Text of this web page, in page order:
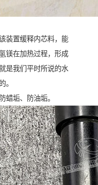
装置缓释内芯料，能
镁在加热过程，形成
是我们平时所说的水
。
蜡垢、防油垢。